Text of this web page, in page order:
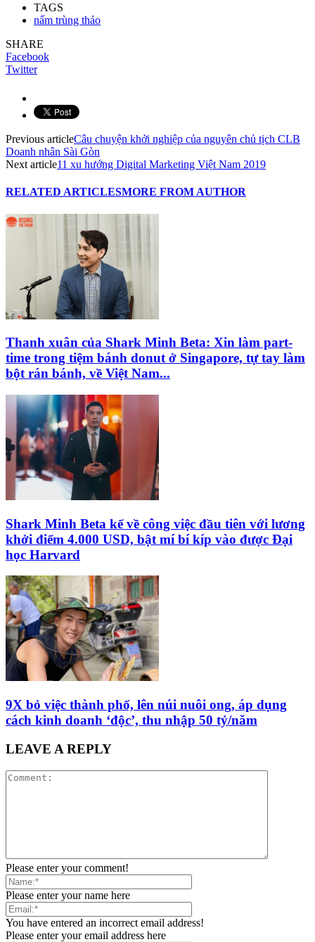
TAGS
nấm trùng thảo
SHARE
Facebook
Twitter
Previous articleCâu chuyện khởi nghiệp của nguyên chủ tịch CLB
Doanh nhân Sài Gòn
Next article11 xu hướng Digital Marketing Việt Nam 2019
RELATED ARTICLESMORE FROM AUTHOR
Thanh xuân của Shark Minh Beta: Xin làm part-
time trong tiệm bánh donut ở Singapore, tự tay làm
bột rán bánh, về Việt Nam...
Shark Minh Beta kể về công việc đầu tiên với lương
khởi điểm 4.000 USD, bật mí bí kíp vào được Đại
học Harvard
9X bỏ việc thành phố, lên núi nuôi ong, áp dụng
cách kinh doanh ‘độc’, thu nhập 50 tỷ/năm
LEAVE A REPLY
Please enter your comment!
Please enter your name here
You have entered an incorrect email address!
Please enter your email address here